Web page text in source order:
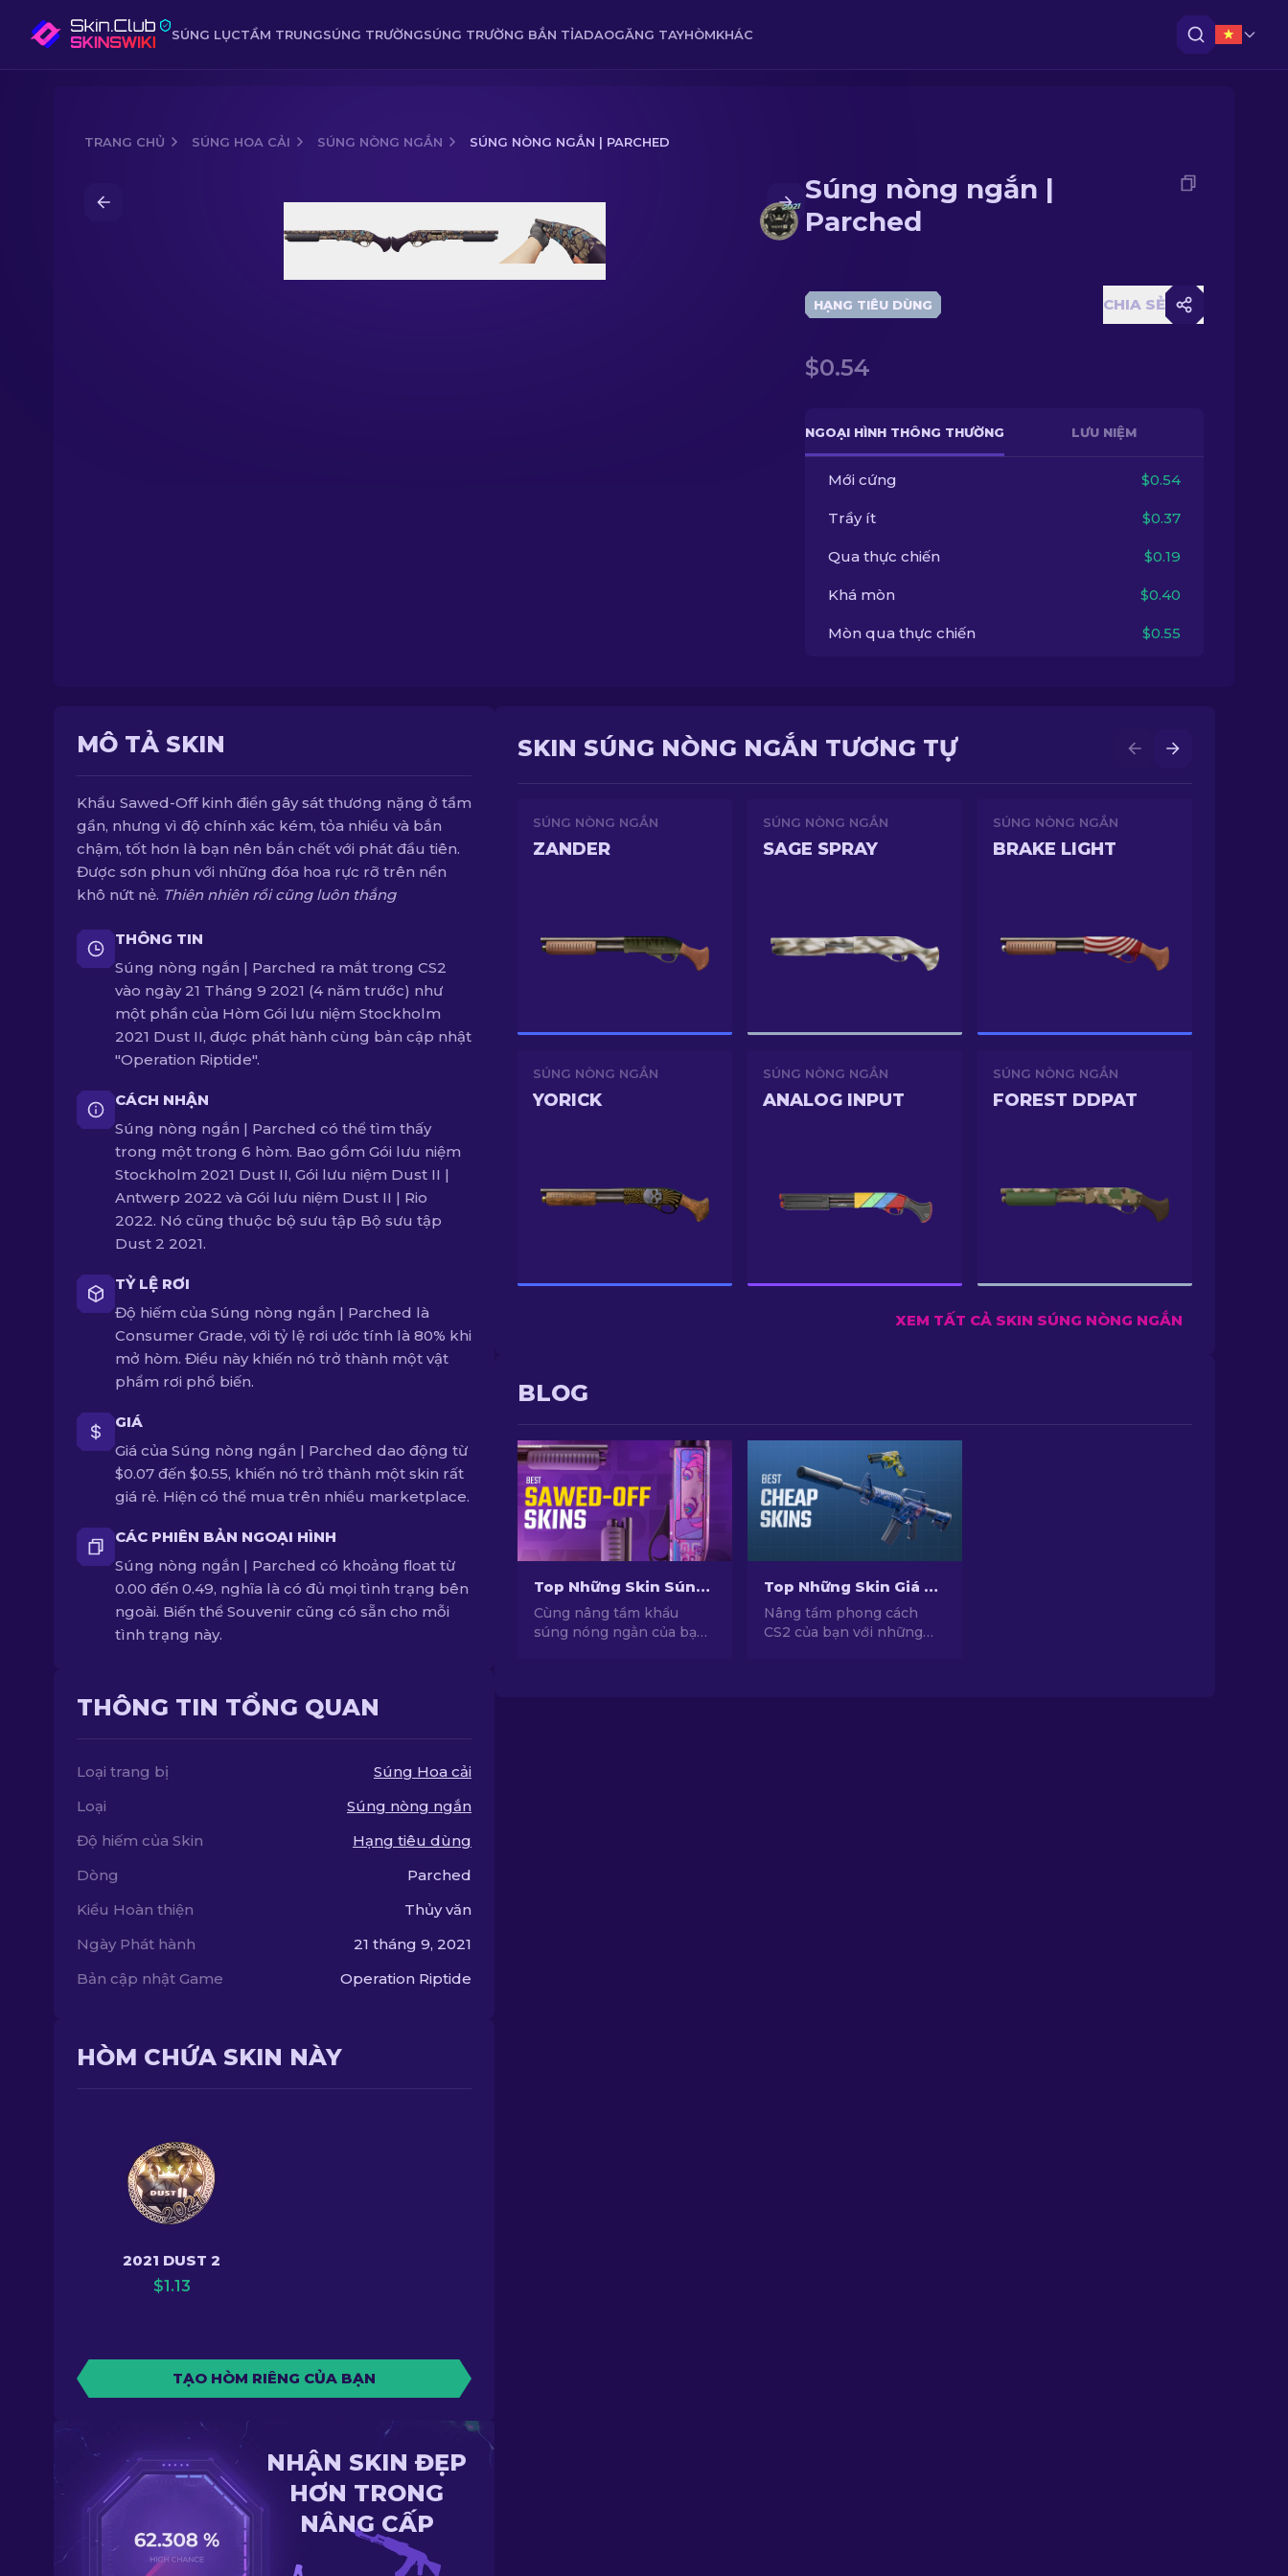
SÚNG LỤCTẦM TRUNGSÚNG TRƯỜNGSÚNG TRƯỜNG BẮN TỈADAOGĂNG TAYHÒMKHÁC
TRANG CHỦ SÚNG HOA CẢI SÚNG NÒNG NGẮN SÚNG NÒNG NGẮN | PARCHED
Súng nòng ngắn |
Parched
HẠNG TIÊU DÙNG CHIA SẺ
$0.54
NGOẠI HÌNH THÔNG THƯỜNG LƯU NIỆM
Mới cứng $0.54
Trầy ít $0.37
Qua thực chiến $0.19
Khá mòn $0.40
Mòn qua thực chiến $0.55
MÔ TẢ SKIN
Khẩu Sawed-Off kinh điển gây sát thương nặng ở tầm
gần, nhưng vì độ chính xác kém, tỏa nhiều và bắn
chậm, tốt hơn là bạn nên bắn chết với phát đầu tiên.
Được sơn phun với những đóa hoa rực rỡ trên nền
khô nứt nẻ. Thiên nhiên rồi cũng luôn thắng
THÔNG TIN
Súng nòng ngắn | Parched ra mắt trong CS2
vào ngày 21 Tháng 9 2021 (4 năm trước) như
một phần của Hòm Gói lưu niệm Stockholm
2021 Dust II, được phát hành cùng bản cập nhật
"Operation Riptide".
CÁCH NHẬN
Súng nòng ngắn | Parched có thể tìm thấy
trong một trong 6 hòm. Bao gồm Gói lưu niệm
Stockholm 2021 Dust II, Gói lưu niệm Dust II |
Antwerp 2022 và Gói lưu niệm Dust II | Rio
2022. Nó cũng thuộc bộ sưu tập Bộ sưu tập
Dust 2 2021.
TỶ LỆ RƠI
Độ hiếm của Súng nòng ngắn | Parched là
Consumer Grade, với tỷ lệ rơi ước tính là 80% khi
mở hòm. Điều này khiến nó trở thành một vật
phẩm rơi phổ biến.
GIÁ
Giá của Súng nòng ngắn | Parched dao động từ
$0.07 đến $0.55, khiến nó trở thành một skin rất
giá rẻ. Hiện có thể mua trên nhiều marketplace.
CÁC PHIÊN BẢN NGOẠI HÌNH
Súng nòng ngắn | Parched có khoảng float từ
0.00 đến 0.49, nghĩa là có đủ mọi tình trạng bên
ngoài. Biến thể Souvenir cũng có sẵn cho mỗi
tình trạng này.
THÔNG TIN TỔNG QUAN
Loại trang bị
Súng Hoa cải
Loại
Súng nòng ngắn
Độ hiếm của Skin
Hạng tiêu dùng
Dòng
Parched
Kiểu Hoàn thiện
Thủy văn
Ngày Phát hành
21 tháng 9, 2021
Bản cập nhật Game
Operation Riptide
HÒM CHỨA SKIN NÀY
2021 DUST 2
$1.13
TẠO HÒM RIÊNG CỦA BẠN
NHẬN SKIN ĐẸP
HƠN TRONG
NÂNG CẤP
SKIN SÚNG NÒNG NGẮN TƯƠNG TỰ
SÚNG NÒNG NGẮN
ZANDER
SÚNG NÒNG NGẮN
SAGE SPRAY
SÚNG NÒNG NGẮN
BRAKE LIGHT
SÚNG NÒNG NGẮN
YORICK
SÚNG NÒNG NGẮN
ANALOG INPUT
SÚNG NÒNG NGẮN
FOREST DDPAT
XEM TẤT CẢ SKIN SÚNG NÒNG NGẮN
BLOG
Top Những Skin Súng Nòng Ngắn Đỉnh Nhất Trong CS2
Cùng nâng tầm khẩu
súng nóng ngằn của bạn
Top Những Skin Giá Rẻ Hàng Đầu Trong CS2 [2026]
Nâng tầm phong cách
CS2 của bạn với những